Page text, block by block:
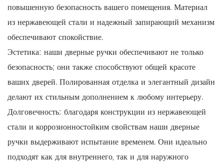
повышенную безопасность вашего помещения. Материал
из нержавеющей стали и надежный запирающий механизм
обеспечивают спокойствие.
Эстетика: наши дверные ручки обеспечивают не только
безопасность; они также способствуют общей красоте
ваших дверей. Полированная отделка и элегантный дизайн
делают их стильным дополнением к любому интерьеру.
Долговечность: благодаря конструкции из нержавеющей
стали и коррозионностойким свойствам наши дверные
ручки выдерживают испытание временем. Они идеально
подходят как для внутреннего, так и для наружного